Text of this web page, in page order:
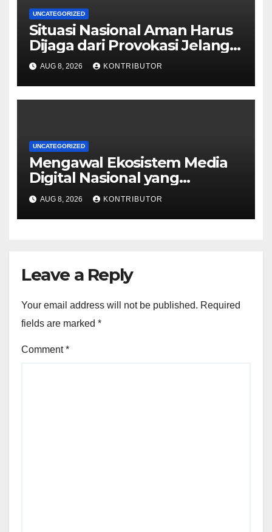
UNCATEGORIZED
Situasi Nasional Aman Harus
Dijaga dari Provokasi Jelang
HUT ke-81 RI
AUG 8, 2026 KONTRIBUTOR
UNCATEGORIZED
Mengawal Ekosistem Media
Digital Nasional yang
Tangguh Hadapi Disrupsi AI
AUG 8, 2026 KONTRIBUTOR
Leave a Reply
Your email address will not be published. Required
fields are marked *
Comment*